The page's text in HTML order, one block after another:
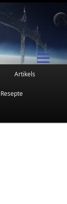
Artikels
Resepte